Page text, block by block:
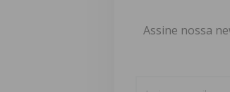
Assine nossa